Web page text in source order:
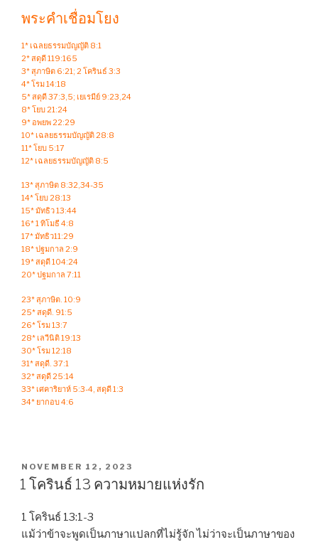
พระคำเชื่อมโยง
1* เฉลยธรรมบัญญัติ 8:1
2* สดุดี 119:165
3* สุภาษิต 6:21; 2 โครินธ์ 3:3
4* โรม 14:18
5* สดุดี 37:3,5; เยเรมีย์ 9:23,24
8* โยบ 21:24
9* อพยพ 22:29
10* เฉลยธรรมบัญญัติ 28:8
11* โยบ 5:17
12* เฉลยธรรมบัญญัติ 8:5
13* สุภาษิต 8:32,34-35
14* โยบ 28:13
15* มัทธิว 13:44
16* 1 ทิโมธี 4:8
17* มัทธิว11:29
18* ปฐมกาล 2:9
19* สดุดี 104:24
20* ปฐมกาล 7:11
23* สุภาษิต. 10:9
25* สดุดี. 91:5
26* โรม 13:7
28* เลวีนิติ 19:13
30* โรม 12:18
31* สดุดี. 37:1
32* สดุดี 25:14
33* เศคาริยาห์ 5:3-4, สดุดี 1:3
34* ยากอบ 4:6
POSTED
ON
NOVEMBER 12, 2023
1 โครินธ์ 13 ความหมายแห่งรัก
1 โครินธ์ 13:1-3
แม้ว่าข้าจะพูดเป็นภาษาแปลกที่ไม่รู้จัก ไม่ว่าจะเป็นภาษาของ